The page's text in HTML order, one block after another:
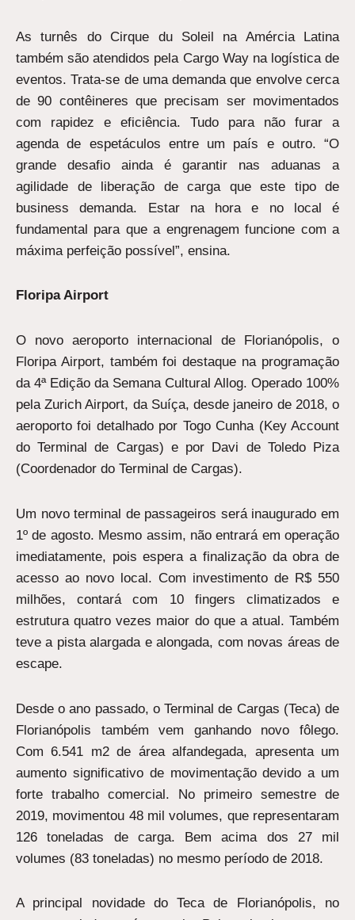
As turnês do Cirque du Soleil na Amércia Latina
também são atendidos pela Cargo Way na logística de
eventos. Trata-se de uma demanda que envolve cerca
de 90 contêineres que precisam ser movimentados
com rapidez e eficiência. Tudo para não furar a
agenda de espetáculos entre um país e outro. “O
grande desafio ainda é garantir nas aduanas a
agilidade de liberação de carga que este tipo de
business demanda. Estar na hora e no local é
fundamental para que a engrenagem funcione com a
máxima perfeição possível”, ensina.
Floripa Airport
O novo aeroporto internacional de Florianópolis, o
Floripa Airport, também foi destaque na programação
da 4ª Edição da Semana Cultural Allog. Operado 100%
pela Zurich Airport, da Suíça, desde janeiro de 2018, o
aeroporto foi detalhado por Togo Cunha (Key Account
do Terminal de Cargas) e por Davi de Toledo Piza
(Coordenador do Terminal de Cargas).
Um novo terminal de passageiros será inaugurado em
1º de agosto. Mesmo assim, não entrará em operação
imediatamente, pois espera a finalização da obra de
acesso ao novo local. Com investimento de R$ 550
milhões, contará com 10 fingers climatizados e
estrutura quatro vezes maior do que a atual. Também
teve a pista alargada e alongada, com novas áreas de
escape.
Desde o ano passado, o Terminal de Cargas (Teca) de
Florianópolis também vem ganhando novo fôlego.
Com 6.541 m2 de área alfandegada, apresenta um
aumento significativo de movimentação devido a um
forte trabalho comercial. No primeiro semestre de
2019, movimentou 48 mil volumes, que representaram
126 toneladas de carga. Bem acima dos 27 mil
volumes (83 toneladas) no mesmo período de 2018.
A principal novidade do Teca de Florianópolis, no